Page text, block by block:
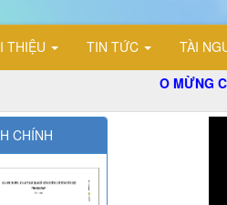
THIỆU TIN TỨC TÀI
CHÀO MỪNG CÁC BẠN
CHÍNH